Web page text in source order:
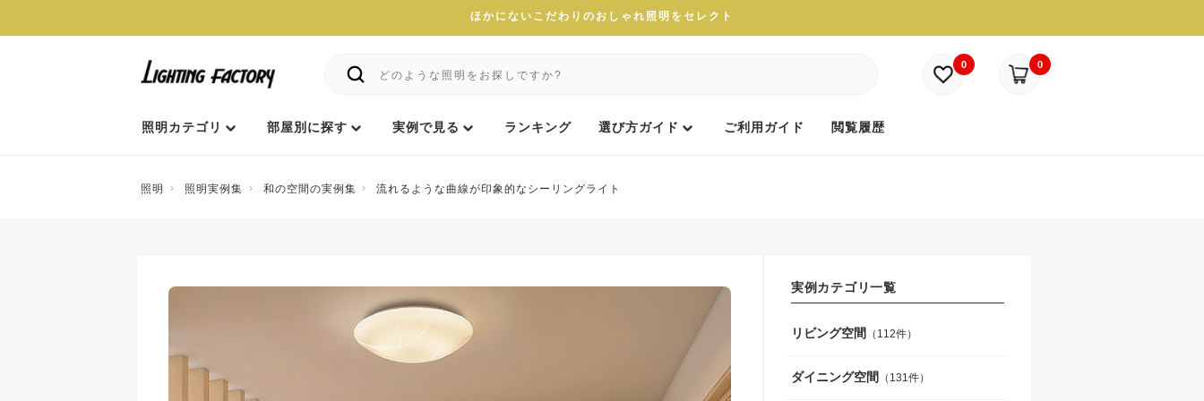
ほかにないこだわりのおしゃれ照明をセレクト
0 0
照明カテゴリ 部屋別に探す 実例で見る ランキング 選び方ガイド ご利用ガイド 閲覧履歴
照明 照明実例集 和の空間の実例集 流れるような曲線が印象的なシーリングライト
実例カテゴリ一覧
リビング空間 （112件）
ダイニング空間 （131件）